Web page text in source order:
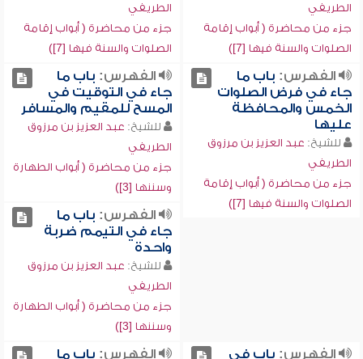
الطريفي
جزء من محاضرة ( أبواب إقامة
الصلوات والسنة فيها [7])
الطريفي
جزء من محاضرة ( أبواب إقامة
الصلوات والسنة فيها [7])
الفهرس: باب ما
جاء في فرض الصلوات
الخمس والمحافظة
عليها
للشيخ: عبد العزيز بن مرزوق
الطريفي
جزء من محاضرة ( أبواب إقامة
الصلوات والسنة فيها [7])
الفهرس: باب ما
جاء في التوقيت في
المسح للمقيم والمسافر
للشيخ: عبد العزيز بن مرزوق
الطريفي
جزء من محاضرة ( أبواب الطهارة
وسننها [3])
الفهرس: باب ما
جاء في التيمم ضربة
واحدة
للشيخ: عبد العزيز بن مرزوق
الطريفي
جزء من محاضرة ( أبواب الطهارة
وسننها [3])
الفهرس: باب في
الفهرس: باب ما